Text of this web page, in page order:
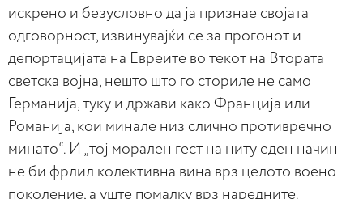
искрено и безусловно да ја признае својата
одговорност, извинувајќи се за прогонот и
депортацијата на Евреите во текот на Втората
светска војна, нешто што го сториле не само
Германија, туку и држави како Франција или
Романија, кои минале низ слично противречно
минато“. И „тој морален гест на ниту еден начин
не би фрлил колективна вина врз целото воено
поколение, а уште помалку врз наредните.